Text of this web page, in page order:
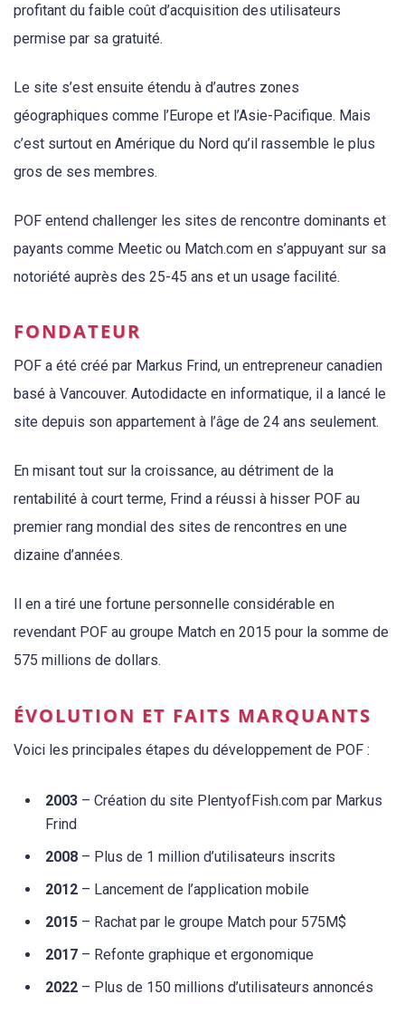
profitant du faible coût d’acquisition des utilisateurs
permise par sa gratuité.
Le site s’est ensuite étendu à d’autres zones
géographiques comme l’Europe et l’Asie-Pacifique. Mais
c’est surtout en Amérique du Nord qu’il rassemble le plus
gros de ses membres.
POF entend challenger les sites de rencontre dominants et
payants comme Meetic ou Match.com en s’appuyant sur sa
notoriété auprès des 25-45 ans et un usage facilité.
FONDATEUR
POF a été créé par Markus Frind, un entrepreneur canadien
basé à Vancouver. Autodidacte en informatique, il a lancé le
site depuis son appartement à l’âge de 24 ans seulement.
En misant tout sur la croissance, au détriment de la
rentabilité à court terme, Frind a réussi à hisser POF au
premier rang mondial des sites de rencontres en une
dizaine d’années.
Il en a tiré une fortune personnelle considérable en
revendant POF au groupe Match en 2015 pour la somme de
575 millions de dollars.
ÉVOLUTION ET FAITS MARQUANTS
Voici les principales étapes du développement de POF :
2003 – Création du site PlentyofFish.com par Markus
Frind
2008 – Plus de 1 million d’utilisateurs inscrits
2012 – Lancement de l’application mobile
2015 – Rachat par le groupe Match pour 575M$
2017 – Refonte graphique et ergonomique
2022 – Plus de 150 millions d’utilisateurs annoncés